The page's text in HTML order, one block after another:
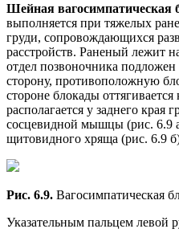
Шейная вагосимпатическая
выполняется при тяжелых
груди, сопровождающихся
расстройств. Раненый лежит
отдел позвоночника подложен
сторону, противоположную
стороне блокады
располагается у заднего края
сосцевидной мышцы (рис. 6.9
щитовидного хряща (рис. 6.9
Рис. 6.9. Вагосимпатическая
Указательным пальцем левой